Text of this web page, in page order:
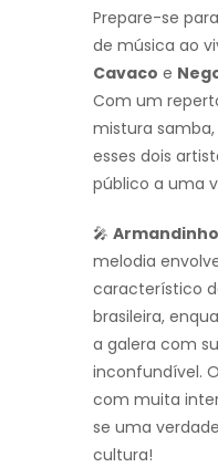
Prepare-se
de música ao
Cavaco e
Com um
mistura
esses dois
público a uma
🎤 Armandinho
melodia
característico
brasileira,
a galera com
inconfundível.
com muita
se uma
cultura!